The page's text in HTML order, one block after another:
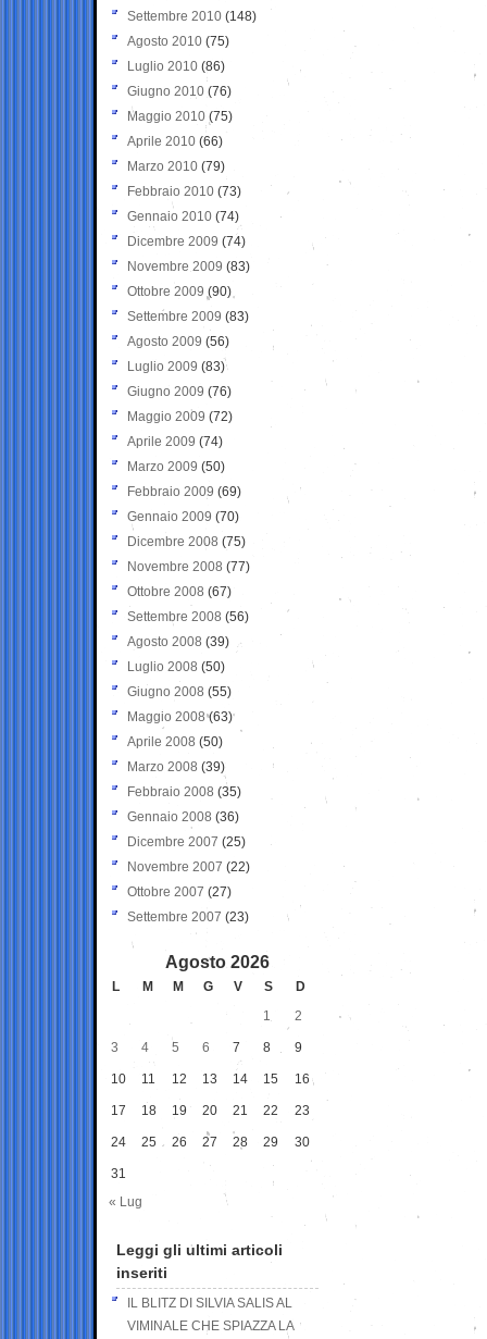
Settembre 2010 (148)
Agosto 2010 (75)
Luglio 2010 (86)
Giugno 2010 (76)
Maggio 2010 (75)
Aprile 2010 (66)
Marzo 2010 (79)
Febbraio 2010 (73)
Gennaio 2010 (74)
Dicembre 2009 (74)
Novembre 2009 (83)
Ottobre 2009 (90)
Settembre 2009 (83)
Agosto 2009 (56)
Luglio 2009 (83)
Giugno 2009 (76)
Maggio 2009 (72)
Aprile 2009 (74)
Marzo 2009 (50)
Febbraio 2009 (69)
Gennaio 2009 (70)
Dicembre 2008 (75)
Novembre 2008 (77)
Ottobre 2008 (67)
Settembre 2008 (56)
Agosto 2008 (39)
Luglio 2008 (50)
Giugno 2008 (55)
Maggio 2008(63)
Aprile 2008 (50)
Marzo 2008 (39)
Febbraio 2008 (35)
Gennaio 2008 (36)
Dicembre 2007 (25)
Novembre 2007 (22)
Ottobre 2007 (27)
Settembre 2007 (23)
Agosto 2026
L M M G V S
D
1
2
3 4 5 6 7 8 9
10 11 12 13 14 15 16
17 18 19 20 21 22 23
24 25 26 27 28 29 30
31
« Lug
Leggi gli ultimi articoli
inseriti
IL BLITZ DI SILVIA SALIS AL
VIMINALE CHE SPIAZZA LA